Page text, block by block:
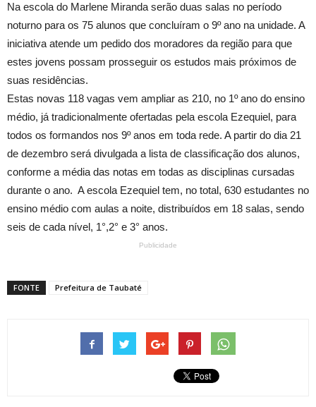
Na escola do Marlene Miranda serão duas salas no período
noturno para os 75 alunos que concluíram o 9º ano na unidade. A
iniciativa atende um pedido dos moradores da região para que
estes jovens possam prosseguir os estudos mais próximos de
suas residências.
Estas novas 118 vagas vem ampliar as 210, no 1º ano do ensino
médio, já tradicionalmente ofertadas pela escola Ezequiel, para
todos os formandos nos 9º anos em toda rede. A partir do dia 21
de dezembro será divulgada a lista de classificação dos alunos,
conforme a média das notas em todas as disciplinas cursadas
durante o ano. A escola Ezequiel tem, no total, 630 estudantes no
ensino médio com aulas a noite, distribuídos em 18 salas, sendo
seis de cada nível, 1°,2° e 3° anos.
Publicidade
FONTE Prefeitura de Taubaté